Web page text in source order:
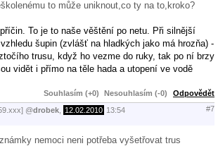
to může uniknout,co ty na to,kroko?
To je to naše věštění po netu. Při silnější
šupin (zvlášť na hladkých jako má hrozňa) -
trusu, když ho vezme do ruky, tak po ní brzy
vidět i přímo na těle hada a utopení ve vodě
Souhlasím (+0) Nesouhlasím (-0) Odpovědět
@drobek 12.02.2010 13:54 #7
nemoci neni potřeba vyšetřovat trus